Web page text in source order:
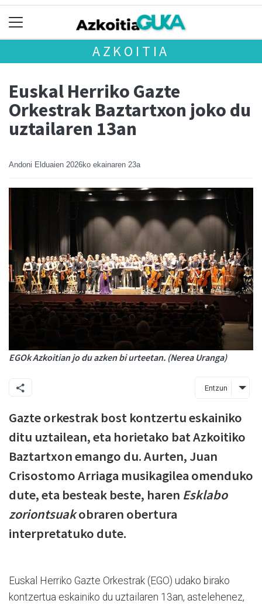
AZKOITIA
Euskal Herriko Gazte
Orkestrak Baztartxon joko du
uztailaren 13an
Andoni Elduaien 2026ko ekainaren 23a
EGOk Azkoitian jo du azken bi urteetan. (Nerea Uranga)
Entzun
Gazte orkestrak bost kontzertu eskainiko
ditu uztailean, eta horietako bat Azkoitiko
Baztartxon emango du. Aurten, Juan
Crisostomo Arriaga musikagilea omenduko
dute, eta besteak beste, haren Esklabo
zoriontsuakobraren obertura
interpretatuko dute.
Euskal Herriko Gazte Orkestrak (EGO) udako birako
kontzertua eskainiko du uztailaren 13an, astelehenez,